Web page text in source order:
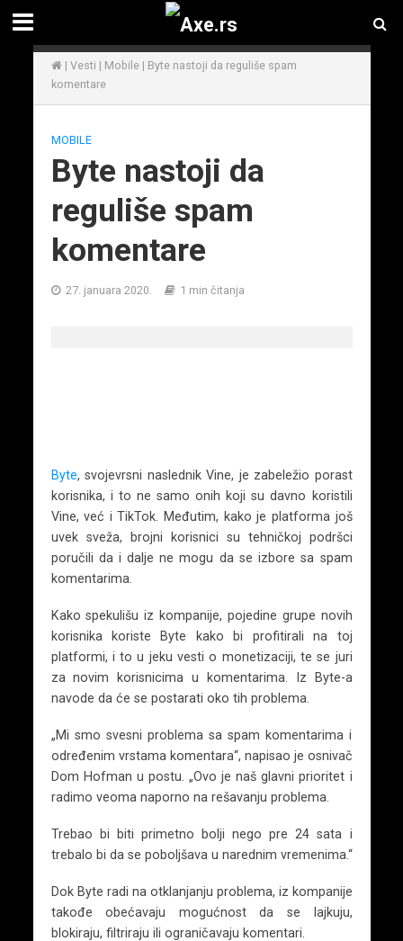
| Vesti | Mobile| Byte nastoji da reguliše spam
komentare
MOBILE
Byte nastoji da
reguliše spam
komentare
27. januara 2020. 1 min čitanja
Byte, svojevrsni naslednik Vine, je zabeležio porast
korisnika, i to ne samo onih koji su davno koristili
Vine, već i TikTok. Međutim, kako je platforma još
uvek sveža, brojni korisnici su tehničkoj podršci
poručili da i dalje ne mogu da se izbore sa spam
komentarima.
Kako spekulišu iz kompanije, pojedine grupe novih
korisnika koriste Byte kako bi profitirali na toj
platformi, i to u jeku vesti o monetizaciji, te se juri
za novim korisnicima u komentarima. Iz Byte-a
navode da će se postarati oko tih problema.
„Mi smo svesni problema sa spam komentarima i
određenim vrstama komentara“, napisao je osnivač
Dom Hofman u postu. „Ovo je naš glavni prioritet i
radimo veoma naporno na rešavanju problema.
Trebao bi biti primetno bolji nego pre 24 sata i
trebalo bi da se poboljšava u narednim vremenima.“
Dok Byte radi na otklanjanju problema, iz kompanije
takođe obećavaju mogućnost da se lajkuju,
blokiraju, filtriraju ili ograničavaju komentari.